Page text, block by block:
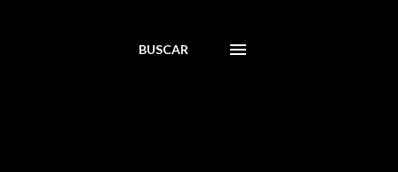
BUSCAR